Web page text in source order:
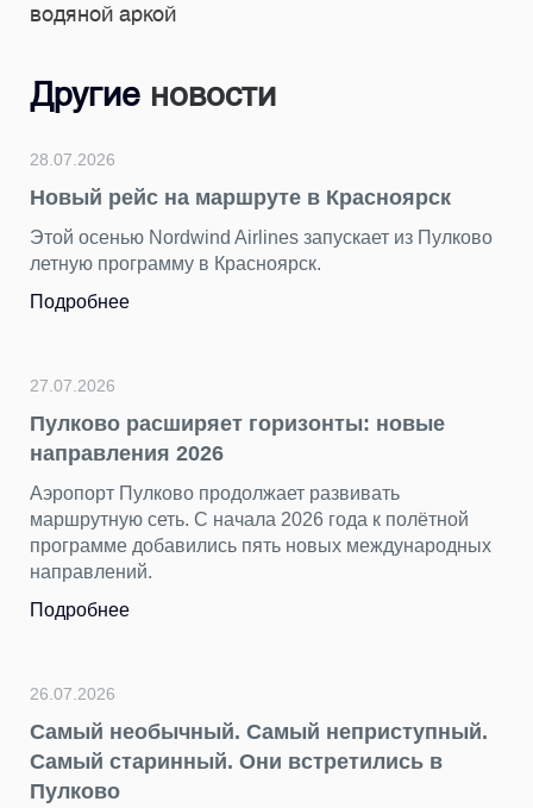
водяной аркой
Другие новости
на маршруте в Красноярск
Airlines запускает из Пулково
в Красноярск.
горизонты: новые
2026
продолжает развивать
С начала 2026 года к полётной
пять новых международных
Самый неприступный.
Они встретились в
Подводим
герой —
23.07.2026
«Нечего